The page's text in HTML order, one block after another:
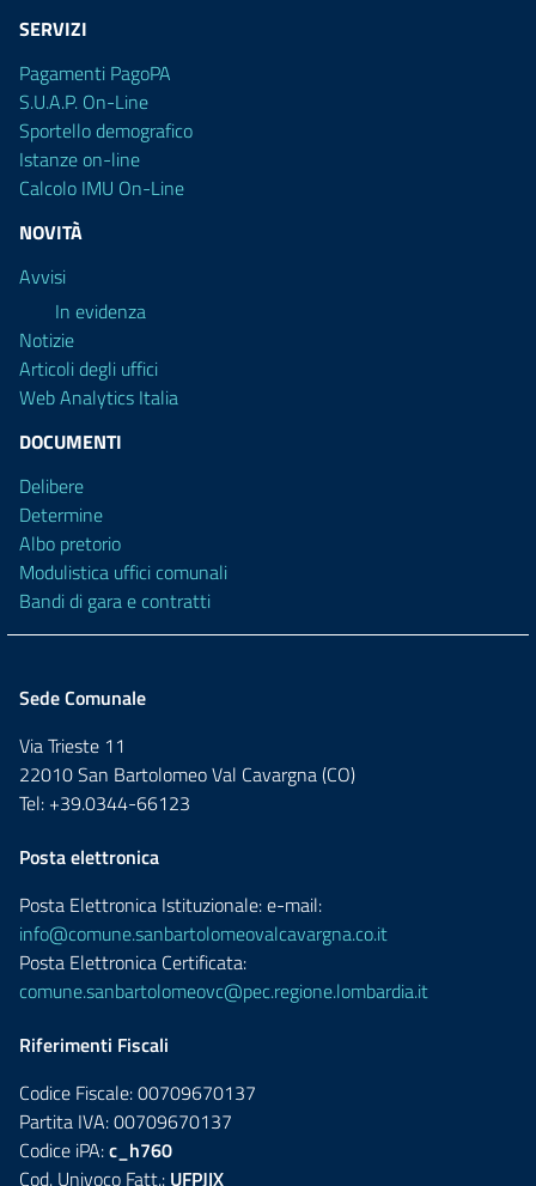
SERVIZI
Pagamenti PagoPA
S.U.A.P. On-Line
Sportello demografico
Istanze on-line
Calcolo IMU On-Line
NOVITÀ
Avvisi
In evidenza
Notizie
Articoli degli uffici
Web Analytics Italia
DOCUMENTI
Delibere
Determine
Albo pretorio
Modulistica uffici comunali
Bandi di gara e contratti
Sede Comunale
Via Trieste 11
22010 San Bartolomeo Val Cavargna (CO)
Tel: +39.0344-66123
Posta elettronica
Posta Elettronica Istituzionale: e-mail:
info@comune.sanbartolomeovalcavargna.co.it
Posta Elettronica Certificata:
comune.sanbartolomeovc@pec.regione.lombardia.it
Riferimenti Fiscali
Codice Fiscale: 00709670137
Partita IVA: 00709670137
Codice iPA:c_h760
Cod. Univoco Fatt.: UFPJIX